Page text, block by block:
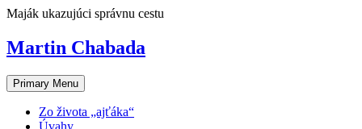
Skip
content
Maják ukazujúci správnu cestu
Martin Chabada
Primary Menu
Zo života „ajťáka“
Úvahy